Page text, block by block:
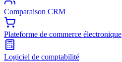
Comparaison CRM
Plateforme de commerce électronique
Logiciel de comptabilité